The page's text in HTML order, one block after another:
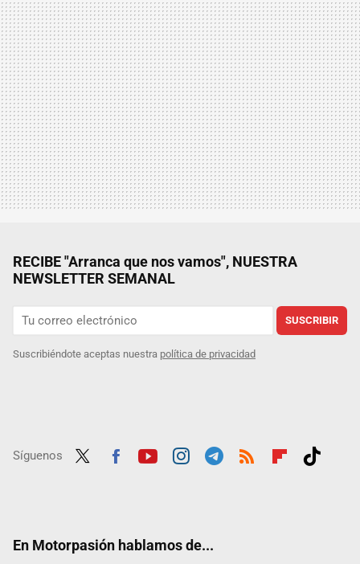
RECIBE "Arranca que nos vamos", NUESTRA
NEWSLETTER SEMANAL
SUSCRIBIR
Suscribiéndote aceptas nuestra política de privacidad
Síguenos
En Motorpasión hablamos de...